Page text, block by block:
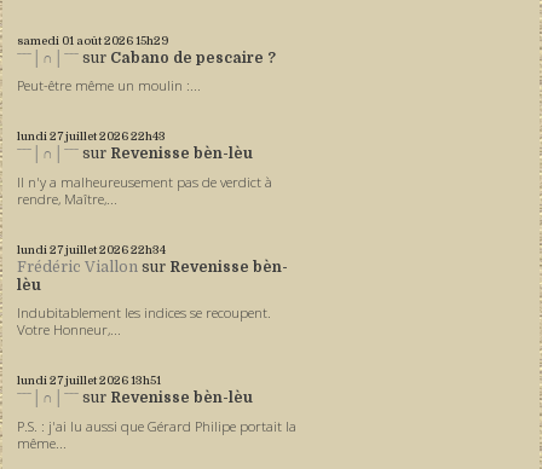
samedi 01 août 202615h29
ˉˉˉ│∩│ˉˉˉ sur Cabano de pescaire ?
Peut-être même un moulin :...
lundi 27juillet 202622h43
ˉˉˉ│∩│ˉˉˉ sur Revenisse bèn-lèu
Il n'y a malheureusement pas de verdict à
rendre, Maître,...
lundi 27juillet 202622h34
Frédéric Viallon sur Revenisse bèn-
lèu
Indubitablement les indices se recoupent.
Votre Honneur,...
lundi 27juillet 202613h51
ˉˉˉ│∩│ˉˉˉ sur Revenisse bèn-lèu
P.S. : j'ai lu aussi que Gérard Philipe portait la
même...